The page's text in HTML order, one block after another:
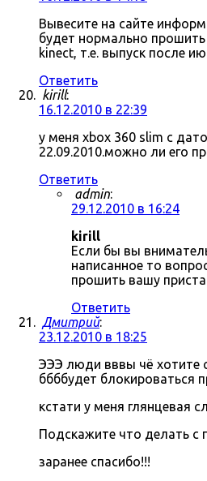
Вывесите на сайте
будет нормально прошить
kinect, т.е. выпуск после
Ответить
kirill:
16.12.2010 в 22:39
у меня xbox 360 slim с
22.09.2010.можно ли его
Ответить
admin:
29.12.2010 в 16:24
kirill
Если бы вы
написанное то
прошить вашу
Ответить
Дмитрий:
23.12.2010 в 18:25
ЭЭЭ люди вввы чё хотите
ббббудет блокироваться
кстати у меня глянцевая
Подскажите что делать с
заранее спасибо!!!